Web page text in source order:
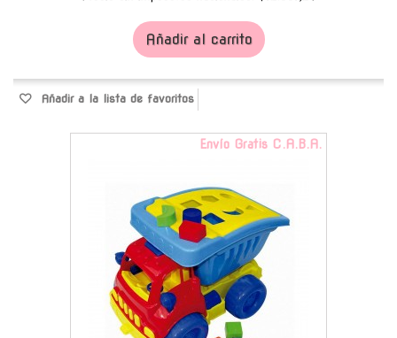
Añadir al carrito
Añadir a la lista de favoritos
Envío Gratis C.A.B.A.